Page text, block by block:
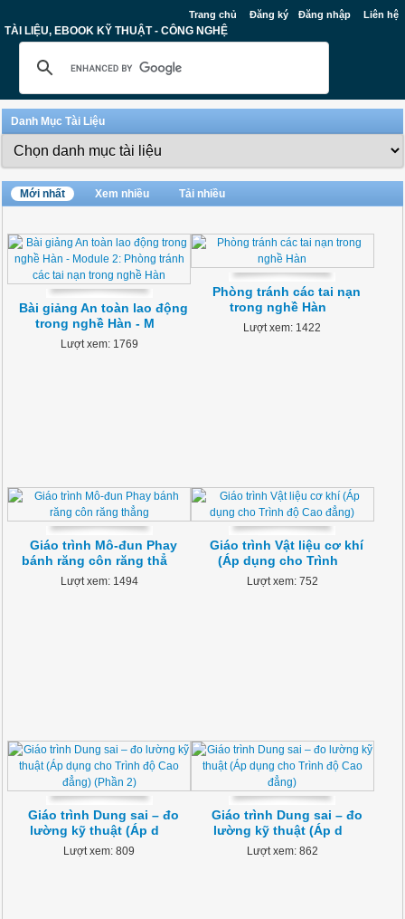
Trang chủ Đăng ký Đăng nhập Liên hệ
TÀI LIỆU, EBOOK KỸ THUẬT - CÔNG NGHỆ
Danh Mục Tài Liệu
Mới nhất Xem nhiều Tải nhiều
Bài giảng An toàn lao động
trong nghề Hàn - M
Lượt xem: 1769
Phòng tránh các tai nạn
trong nghề Hàn
Lượt xem: 1422
Giáo trình Mô-đun Phay
bánh răng côn răng thẳ
Lượt xem: 1494
Giáo trình Vật liệu cơ khí
(Áp dụng cho Trình
Lượt xem: 752
Giáo trình Dung sai – đo
lường kỹ thuật (Áp d
Lượt xem: 809
Giáo trình Dung sai – đo
lường kỹ thuật (Áp d
Lượt xem: 862